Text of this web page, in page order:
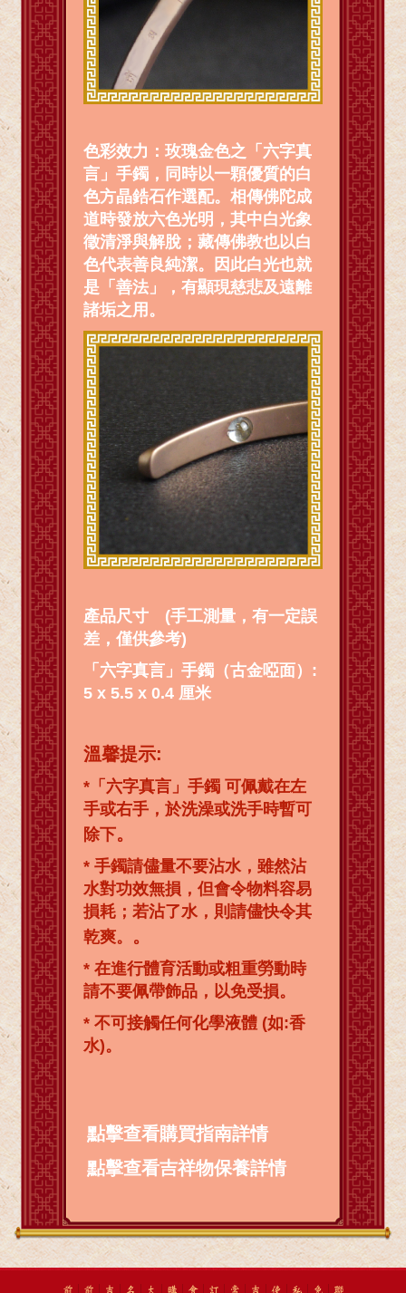
色彩效力：玫瑰金色之「六字真
言」手鐲，同時以一顆優質的白
色方晶鋯石作選配。相傳佛陀成
道時發放六色光明，其中白光象
徵清淨與解脫；藏傳佛教也以白
色代表善良純潔。因此白光也就
是「善法」，有顯現慈悲及遠離
諸垢之用。
產品尺寸 (手工測量，有一定誤
差，僅供參考)
「六字真言」手鐲（古金啞面）:
5 x 5.5 x 0.4 厘米
溫馨提示:
*「六字真言」手鐲 可佩戴在左
手或右手，於洗澡或洗手時暫可
除下。
* 手鐲請儘量不要沾水，雖然沾
水對功效無損，但會令物料容易
損耗；若沾了水，則請儘快令其
乾爽。 。
* 在進行體育活動或粗重勞動時
請不要佩帶飾品，以免受損。
* 不可接觸任何化學液體 (如:香
水)。
點擊查看購買指南詳情
點擊查看吉祥物保養詳情